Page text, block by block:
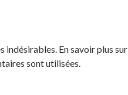
En savoir plus sur
sont utilisées.